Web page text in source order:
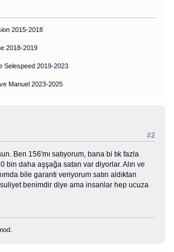
2015-2018
2018-2019
Selespeed 2019-2023
Manuel 2023-2025
#2
Ben 156'mı satıyorum, bana bi tık fazla
bin daha aşşağa satan var diyorlar. Alın ve
bile garanti veriyorum satın aldıktan
benimdir diye ama insanlar hep ucuza